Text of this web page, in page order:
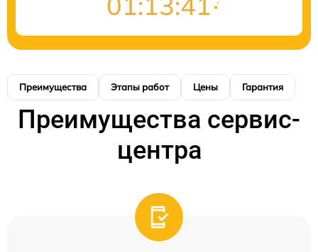
Преимущества Этапы работ Цены Гарантия
Преимущества сервис-
центра